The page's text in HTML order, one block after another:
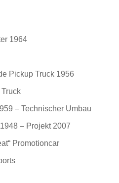
1964
Pickup Truck 1956
– Technischer Umbau
– Projekt 2007
Promotioncar